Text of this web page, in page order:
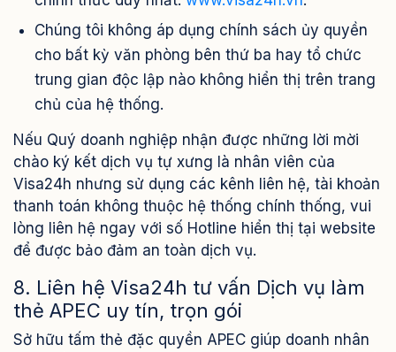
Chúng tôi không áp dụng chính sách ủy quyền
cho bất kỳ văn phòng bên thứ ba hay tổ chức
trung gian độc lập nào không hiển thị trên trang
chủ của hệ thống.
Nếu Quý doanh nghiệp nhận được những lời mời
chào ký kết dịch vụ tự xưng là nhân viên của
Visa24h nhưng sử dụng các kênh liên hệ, tài khoản
thanh toán không thuộc hệ thống chính thống, vui
lòng liên hệ ngay với số Hotline hiển thị tại website
để được bảo đảm an toàn dịch vụ.
8. Liên hệ Visa24h tư vấn Dịch vụ làm
thẻ APEC uy tín, trọn gói
Sở hữu tấm thẻ đặc quyền APEC giúp doanh nhân